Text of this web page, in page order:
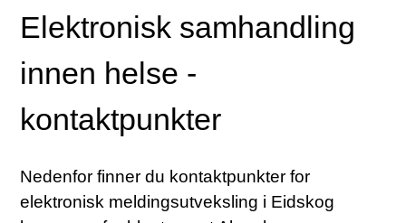
Elektronisk samhandling
innen helse -
kontaktpunkter
Nedenfor finner du kontaktpunkter for
elektronisk meldingsutveksling i Eidskog